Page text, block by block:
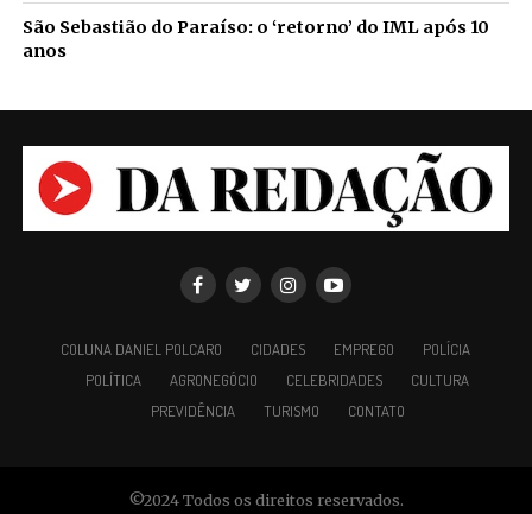
São Sebastião do Paraíso: o ‘retorno’ do IML após 10
anos
COLUNA DANIEL POLCARO CIDADES EMPREGO
POLÍCIA
POLÍTICA
AGRONEGÓCIO CELEBRIDADES
CULTURA
PREVIDÊNCIA
TURISMO CONTATO
©2024 Todos os direitos reservados.